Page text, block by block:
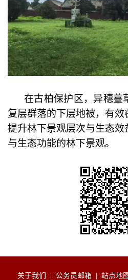
在古柏保护区，异穗薹
复层群落的下层地被，有效
提升林下景观层次与生态
与生态功能的林下景观。
关于我们 公务员邮箱 站点地